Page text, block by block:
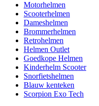
Motorhelmen
Scooterhelmen
Dameshelmen
Brommerhelmen
Retrohelmen
Helmen Outlet
Goedkope Helmen
Kinderhelm Scooter
Snorfietshelmen
Blauw kenteken
Scorpion Exo Tech